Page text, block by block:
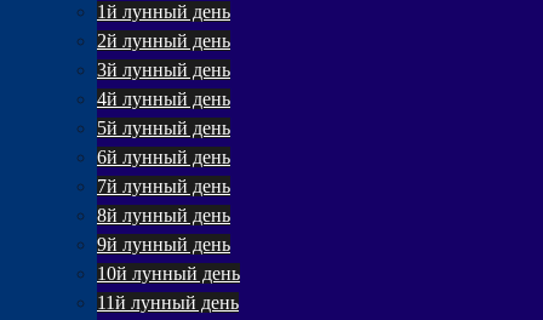
1й лунный день
2й лунный день
3й лунный день
4й лунный день
5й лунный день
6й лунный день
7й лунный день
8й лунный день
9й лунный день
10й лунный день
11й лунный день